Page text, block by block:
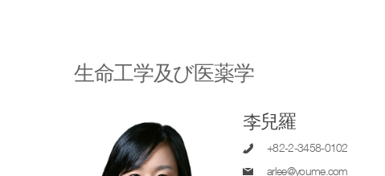
生命工学及び医薬学
李兒羅
+82-2-3458-0102
arlee@youme.com